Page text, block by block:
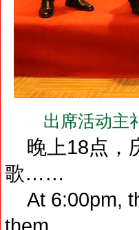
出席活动主
晚上18点，
歌……
At 6:00pm,